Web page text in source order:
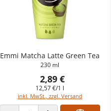
Emmi Matcha Latte Green Tea
230 ml
2,89 €
12,57 €/1 l
inkl. MwSt., zzgl. Versand